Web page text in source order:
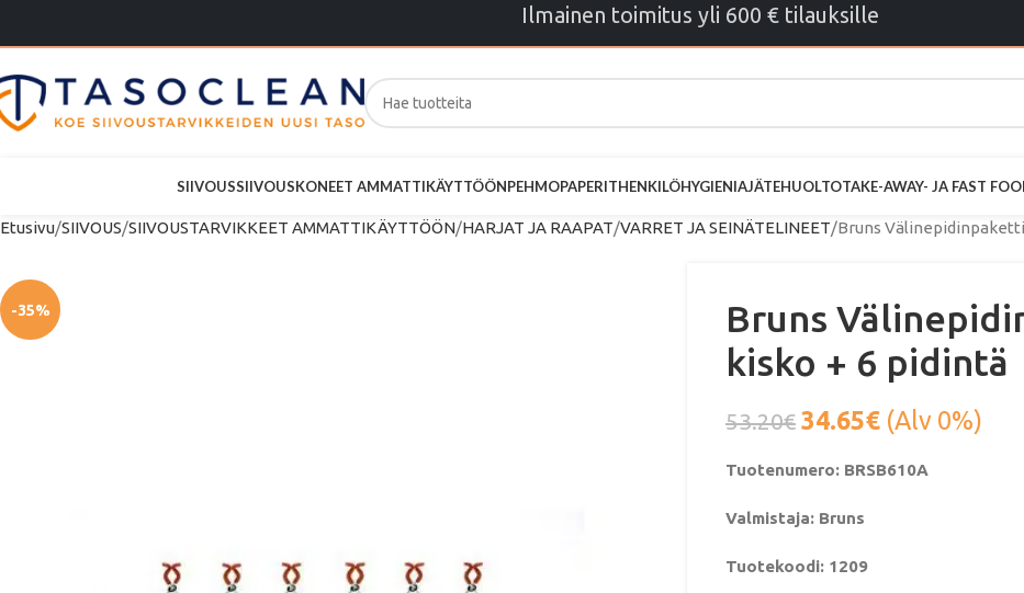
Ilmainen toimitus yli 600 € tilauksille
SIIVOUSSIIVOUSKONEET AMMATTIKÄYTTÖÖNPEHMOPAPERITHENKILÖHYGIENIAJÄTEHUOLTOTAKE-AWAY- JA FAST
Etusivu SIIVOUS SIIVOUSTARVIKKEET AMMATTIKÄYTTÖÖN HARJAT JA RAAPAT VARRET JA SEINÄTELINEET Bruns
-35%
Bruns
kisko + 6 pidintä
53.20€ 34.65€(Alv 0%)
Tuotenumero: BRSB610A
Valmistaja: Bruns
Tuotekoodi: 1209